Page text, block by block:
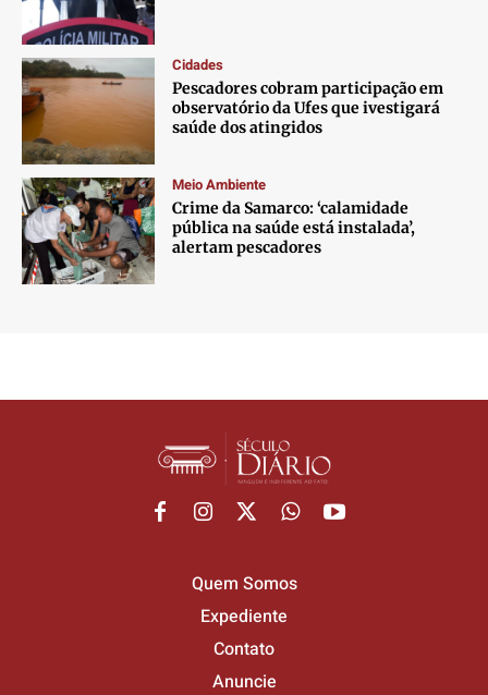
Cidades
Pescadores cobram participação em
observatório da Ufes que ivestigará
saúde dos atingidos
Meio Ambiente
Crime da Samarco: ‘calamidade
pública na saúde está instalada’,
alertam pescadores
Quem Somos
Expediente
Contato
Anuncie